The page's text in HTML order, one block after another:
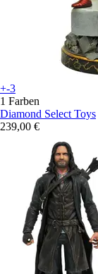
+-3
1 Farben
Diamond Select Toys
239,00 €